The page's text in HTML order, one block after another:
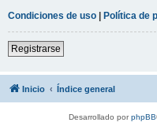
Condiciones de uso | Política de
Registrarse
Inicio Índice general
Desarrollado porphpBB